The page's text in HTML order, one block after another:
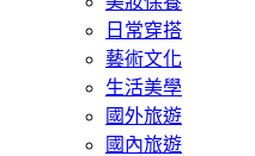
日常穿搭
藝術文化
生活美學
國外旅遊
國內旅遊